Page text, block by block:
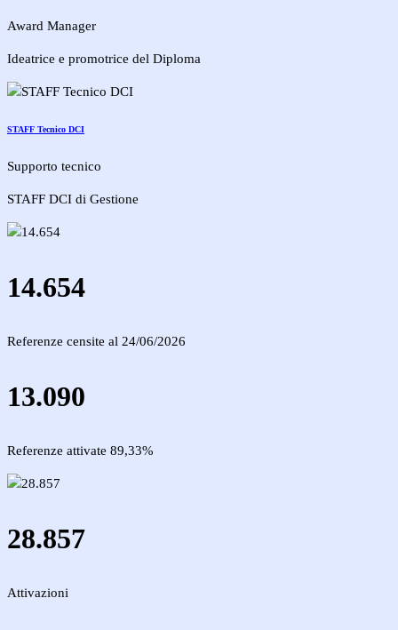
Award Manager
Ideatrice e promotrice del Diploma
STAFF Tecnico DCI
Supporto tecnico
STAFF DCI di Gestione
14.654
Referenze censite al 24/06/2026
13.090
Referenze attivate 89,33%
28.857
Attivazioni